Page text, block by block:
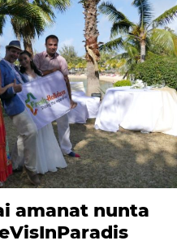
amanat nunta